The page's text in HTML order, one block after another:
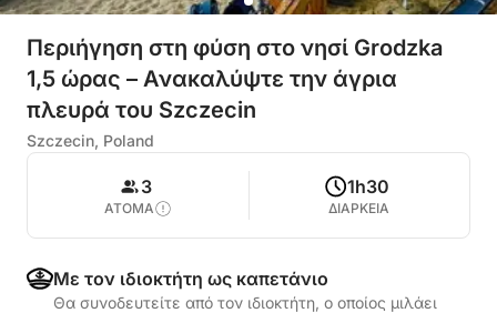
Περιήγηση στη φύση στο νησί Grodzka
1,5 ώρας – Ανακαλύψτε την άγρια
πλευρά του Szczecin
Szczecin, Poland
3
ΑΤΟΜΑ
1h30
ΔΙΑΡΚΕΙΑ
Με τον ιδιοκτήτη ως καπετάνιο
Θα συνοδευτείτε από τον ιδιοκτήτη, ο οποίος μιλάει